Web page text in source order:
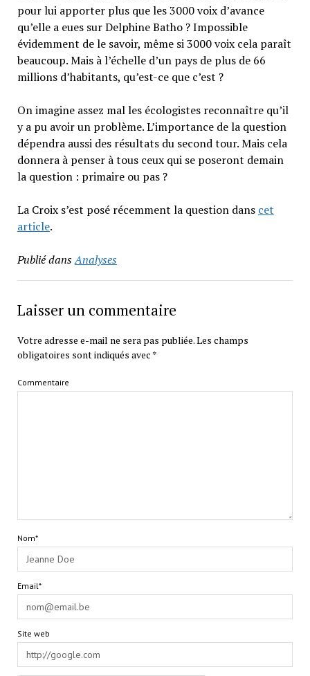
pour lui apporter plus que les 3000 voix d’avance
qu’elle a eues sur Delphine Batho ? Impossible
évidemment de le savoir, même si 3000 voix cela paraît
beaucoup. Mais à l’échelle d’un pays de plus de 66
millions d’habitants, qu’est-ce que c’est ?
On imagine assez mal les écologistes reconnaître qu’il
y a pu avoir un problème. L’importance de la question
dépendra aussi des résultats du second tour. Mais cela
donnera à penser à tous ceux qui se poseront demain
la question : primaire ou pas ?
La Croix s’est posé récemment la question dans cet
article.
Publié dansAnalyses
Laisser un commentaire
Votre adresse e-mail ne sera pas publiée.Les champs
obligatoires sont indiqués avec *
Commentaire
Nom*
Email*
Site web